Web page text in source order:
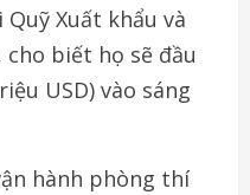
Xuất khẩu và
cho biết họ sẽ đầu
USD) vào sáng
hành phòng thí